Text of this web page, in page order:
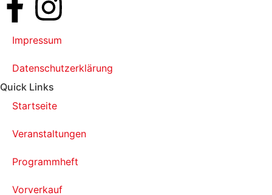
Impressum
Datenschutzerklärung
Quick Links
Startseite
Veranstaltungen
Programmheft
Vorverkauf